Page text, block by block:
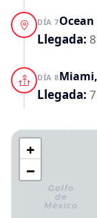
DÍA 7
Llegada:
DÍA 8
Llegada:
+
−